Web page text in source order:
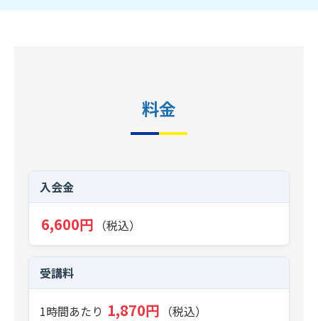
料金
入会金
6,600円 （税込）
受講料
1時間あたり 1,870円 （税込）